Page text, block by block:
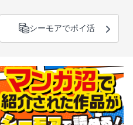
シーモアでポイ活